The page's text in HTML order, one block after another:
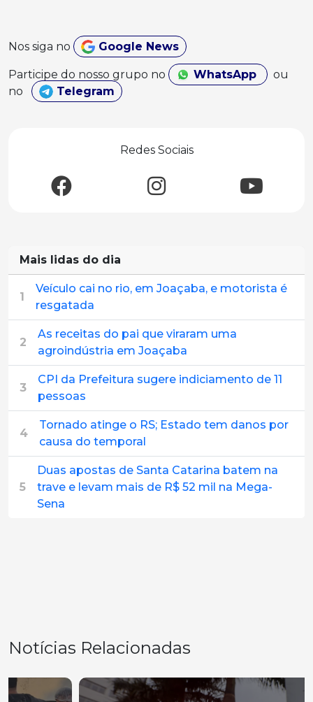
Nos siga no Google News
Participe do nosso grupo no WhatsApp
ou
no
Telegram
Redes Sociais
Mais lidas do dia
1
Veículo cai no rio, em Joaçaba, e motorista é
resgatada
2
As receitas do pai que viraram uma
agroindústria em Joaçaba
3
CPI da Prefeitura sugere indiciamento de 11
pessoas
4
Tornado atinge o RS; Estado tem danos por
causa do temporal
5
Duas apostas de Santa Catarina batem na
trave e levam mais de R$ 52 mil na Mega-
Sena
Notícias Relacionadas